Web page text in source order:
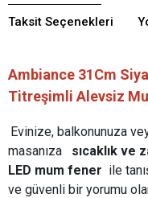
Taksit Seçenekleri
Ambiance 31Cm
Titreşimli Alevsiz
Evinize, balkonunuza
masanıza sıcaklık ve
LED mum fener ile
ve güvenli bir yorumu